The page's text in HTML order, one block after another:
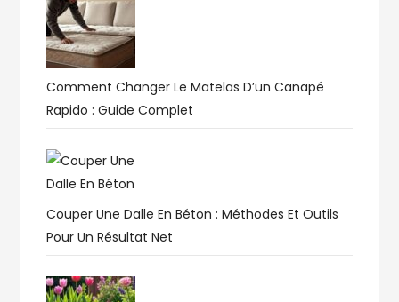
Comment Changer Le Matelas D’un Canapé
Rapido : Guide Complet
Couper Une Dalle En Béton : Méthodes Et Outils
Pour Un Résultat Net